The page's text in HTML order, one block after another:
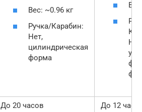
Вес: ~0.96 кг
Ручка/Карабин:
Нет,
цилиндрическая
форма
До 20 часов
До 12